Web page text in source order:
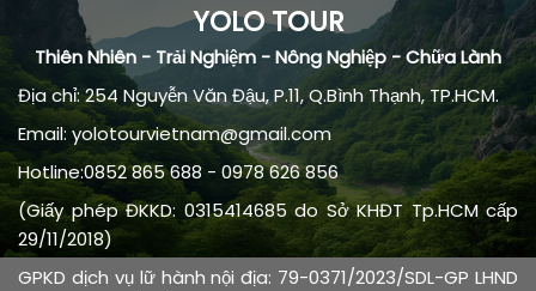
YOLO TOUR
Thiên Nhiên - Trải Nghiệm - Nông Nghiệp - Chữa Lành
Địa chỉ: 254 Nguyễn Văn Đậu, P.11, Q.Bình Thạnh, TP.HCM.
Email: yolotourvietnam@gmail.com
Hotline:0852 865 688 - 0978 626 856
(Giấy phép ĐKKD: 0315414685 do Sở KHĐT Tp.HCM cấp
29/11/2018)
GPKD dịch vụ lữ hành nội địa: 79-0371/2023/SDL-GP LHND